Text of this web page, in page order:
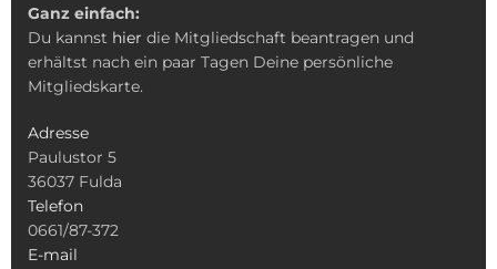
Ganz einfach:
Du kannst hier die Mitgliedschaft beantragen und
erhältst nach ein paar Tagen Deine persönliche
Mitgliedskarte.
Adresse
Paulustor 5
36037 Fulda
Telefon
0661/87-372
E-mail